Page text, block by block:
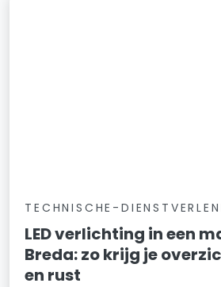
TECHNISCHE-
LED verlichting in een
Breda: zo krijg je
en rust